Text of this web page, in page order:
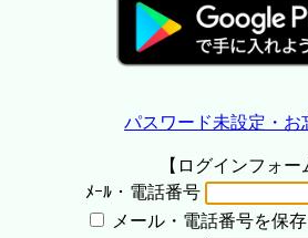
パスワード未設定・お
【ログインフォー
ﾒｰﾙ・電話番号
メール・電話番号を保存